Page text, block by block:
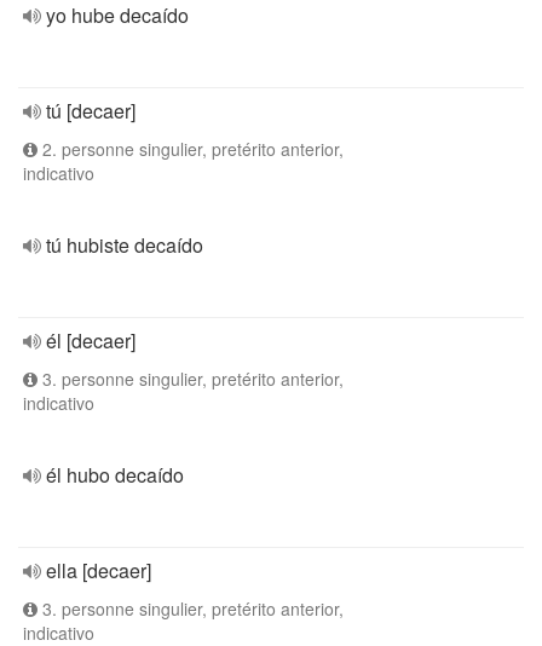
yo hube decaído
tú [decaer]
2. personne singulier, pretérito anterior,
indicativo
tú hubiste decaído
él [decaer]
3. personne singulier, pretérito anterior,
indicativo
él hubo decaído
ella [decaer]
3. personne singulier, pretérito anterior,
indicativo